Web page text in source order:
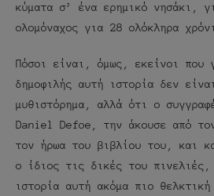
κύματα σ’ ένα ερημικό νησάκι,
ολομόναχος για 28 ολόκληρα
Πόσοι είναι, όμως, εκείνοι που
δημοφιλής αυτή ιστορία δεν
μυθιστόρημα, αλλά ότι ο
Daniel Defoe, την άκουσε από
τον ήρωα του βιβλίου του, και
ο ίδιος τις δικές του
ιστορία αυτή ακόμα πιο